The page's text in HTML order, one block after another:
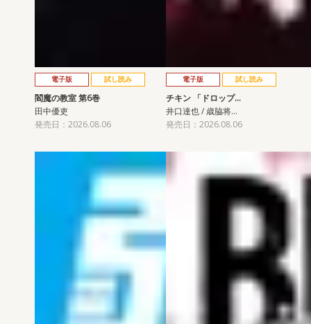
電子版 試し読み
閻魔の教室 第6巻
田中優吏
発売日：2026.08.06
電子版 試し読み
チキン 「ドロップ…
井口達也 / 歳脇将…
発売日：2026.08.06